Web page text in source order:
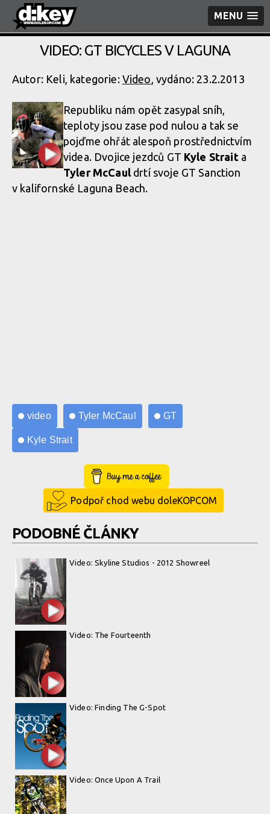
MENU
VIDEO: GT BICYCLES V LAGUNA
Autor: Keli, kategorie: Video, vydáno: 23.2.2013
Republiku nám opět zasypal sníh,
teploty jsou zase pod nulou a tak se
pojďme ohřát alespoň prostřednictvím
videa. Dvojice jezdců GT Kyle Straita
Tyler McCauldrtí svoje GT Sanction
v kalifornské Laguna Beach.
video Tyler McCaul GT
Kyle Strait
Buy Me a Coffee
Podpoř chod webu doleKOPCOM
PODOBNÉ ČLÁNKY
Video: Skyline Studios - 2012 Showreel
Video: The Fourteenth
Video: Finding The G-Spot
Video: Once Upon A Trail